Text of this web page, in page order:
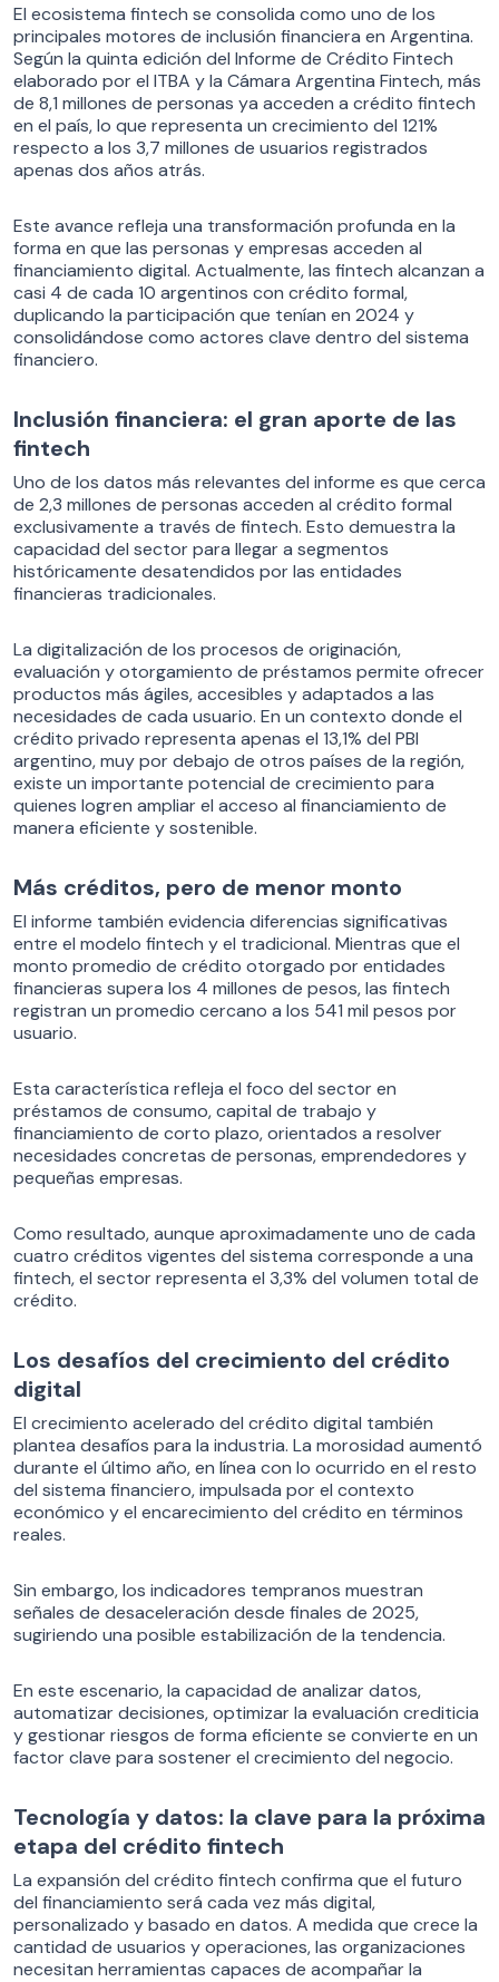
El ecosistema fintech se consolida como uno de los
principales motores de inclusión financiera en Argentina.
Según la quinta edición del Informe de Crédito Fintech
elaborado por el ITBA y la Cámara Argentina Fintech, más
de 8,1 millones de personas ya acceden a crédito fintech
en el país, lo que representa un crecimiento del 121%
respecto a los 3,7 millones de usuarios registrados
apenas dos años atrás.
Este avance refleja una transformación profunda en la
forma en que las personas y empresas acceden al
financiamiento digital. Actualmente, las fintech alcanzan a
casi 4 de cada 10 argentinos con crédito formal,
duplicando la participación que tenían en 2024 y
consolidándose como actores clave dentro del sistema
financiero.
Inclusión financiera: el gran aporte de las
fintech
Uno de los datos más relevantes del informe es que cerca
de 2,3 millones de personas acceden al crédito formal
exclusivamente a través de fintech. Esto demuestra la
capacidad del sector para llegar a segmentos
históricamente desatendidos por las entidades
financieras tradicionales.
La digitalización de los procesos de originación,
evaluación y otorgamiento de préstamos permite ofrecer
productos más ágiles, accesibles y adaptados a las
necesidades de cada usuario. En un contexto donde el
crédito privado representa apenas el 13,1% del PBI
argentino, muy por debajo de otros países de la región,
existe un importante potencial de crecimiento para
quienes logren ampliar el acceso al financiamiento de
manera eficiente y sostenible.
Más créditos, pero de menor monto
El informe también evidencia diferencias significativas
entre el modelo fintech y el tradicional. Mientras que el
monto promedio de crédito otorgado por entidades
financieras supera los 4 millones de pesos, las fintech
registran un promedio cercano a los 541 mil pesos por
usuario.
Esta característica refleja el foco del sector en
préstamos de consumo, capital de trabajo y
financiamiento de corto plazo, orientados a resolver
necesidades concretas de personas, emprendedores y
pequeñas empresas.
Como resultado, aunque aproximadamente uno de cada
cuatro créditos vigentes del sistema corresponde a una
fintech, el sector representa el 3,3% del volumen total de
crédito.
Los desafíos del crecimiento del crédito
digital
El crecimiento acelerado del crédito digital también
plantea desafíos para la industria. La morosidad aumentó
durante el último año, en línea con lo ocurrido en el resto
del sistema financiero, impulsada por el contexto
económico y el encarecimiento del crédito en términos
reales.
Sin embargo, los indicadores tempranos muestran
señales de desaceleración desde finales de 2025,
sugiriendo una posible estabilización de la tendencia.
En este escenario, la capacidad de analizar datos,
automatizar decisiones, optimizar la evaluación crediticia
y gestionar riesgos de forma eficiente se convierte en un
factor clave para sostener el crecimiento del negocio.
Tecnología y datos: la clave para la próxima
etapa del crédito fintech
La expansión del crédito fintech confirma que el futuro
del financiamiento será cada vez más digital,
personalizado y basado en datos. A medida que crece la
cantidad de usuarios y operaciones, las organizaciones
necesitan herramientas capaces de acompañar la